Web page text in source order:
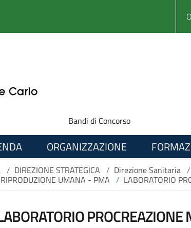
Bandi di Concorso
ORGANIZZAZIONE
/ DIREZIONE STRATEGICA / Direzione Sanitaria /
UMANA - PMA / LABORATORIO